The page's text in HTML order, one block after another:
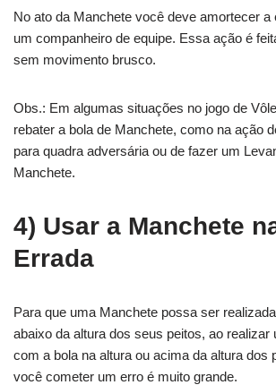
No ato da Manchete você deve amortecer a
um companheiro de equipe. Essa ação é
sem movimento brusco.
Obs.: Em algumas situações no jogo de
rebater a bola de Manchete, como na ação
para quadra adversária ou de fazer um
Manchete.
4) Usar a Manchete
Errada
Para que uma Manchete possa ser
abaixo da altura dos seus peitos, ao realizar
com a bola na altura ou acima da altura dos
você cometer um erro é muito grande.